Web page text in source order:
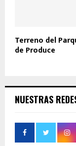
Terreno del
de Produce
NUESTRAS